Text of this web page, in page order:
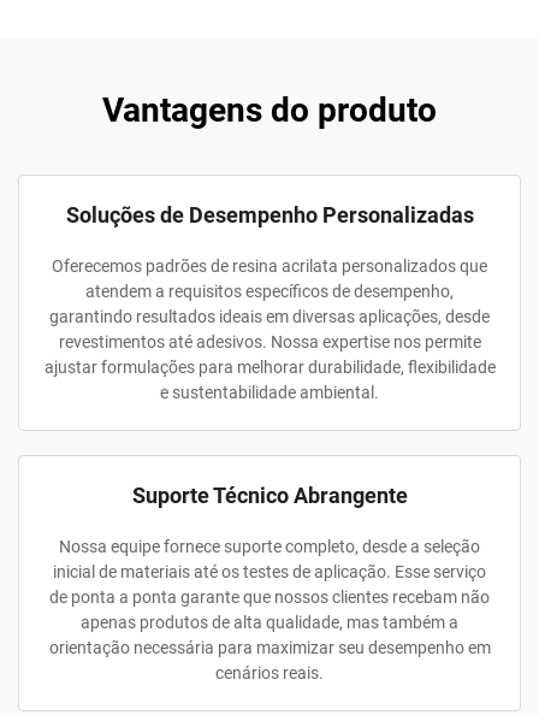
Vantagens do produto
Soluções de Desempenho Personalizadas
Oferecemos padrões de resina acrilata personalizados que
atendem a requisitos específicos de desempenho,
garantindo resultados ideais em diversas aplicações, desde
revestimentos até adesivos. Nossa expertise nos permite
ajustar formulações para melhorar durabilidade, flexibilidade
e sustentabilidade ambiental.
Suporte Técnico Abrangente
Nossa equipe fornece suporte completo, desde a seleção
inicial de materiais até os testes de aplicação. Esse serviço
de ponta a ponta garante que nossos clientes recebam não
apenas produtos de alta qualidade, mas também a
orientação necessária para maximizar seu desempenho em
cenários reais.